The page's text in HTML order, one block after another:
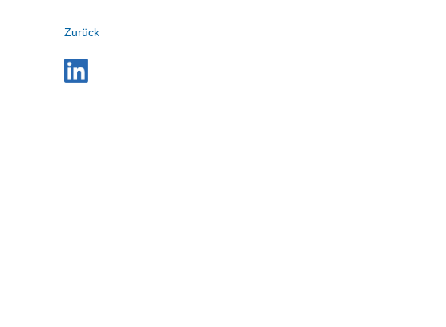
Zurück